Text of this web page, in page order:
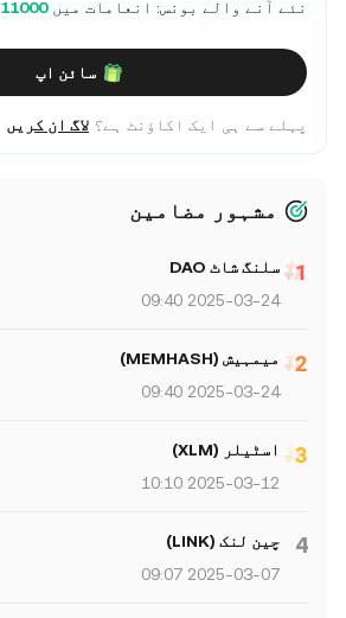
نئے آنے والے بونس: انعامات میں11000 USDT
سائن اپ
پہلے سے ہی ایک اکاؤنٹ ہے؟ لاگ ان کریں
مشہور مضامین
سلنگ شاٹ DAO
2025-03-24 09:40
میمہیش (MEMHASH)
2025-03-24 09:40
اسٹیلر (XLM)
2025-03-12 10:10
4
چین لنک (LINK)
2025-03-07 09:07